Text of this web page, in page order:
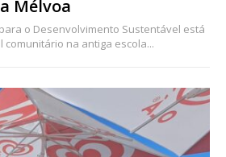
Mélvoa
o Desenvolvimento Sustentável está
comunitário na antiga escola...